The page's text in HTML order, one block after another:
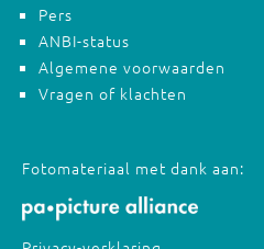
Pers
ANBI-status
Algemene voorwaarden
Vragen of klachten
Fotomateriaal met dank aan: